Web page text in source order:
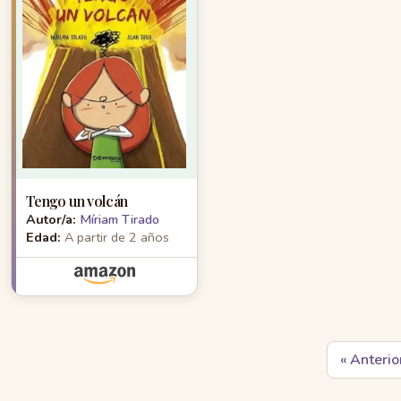
Tengo un volcán
Autor/a: Míriam Tirado
Edad: A partir de 2 años
«